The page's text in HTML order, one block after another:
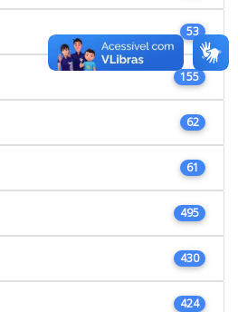
53
155
62
61
495
430
424